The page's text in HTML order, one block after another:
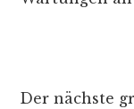
Der nächste